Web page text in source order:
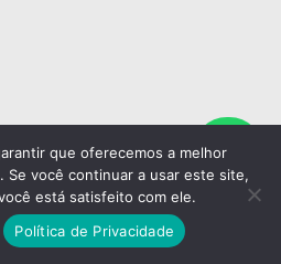
que oferecemos a melhor
Se você continuar a usar este site,
está satisfeito com ele.
Política de Privacidade